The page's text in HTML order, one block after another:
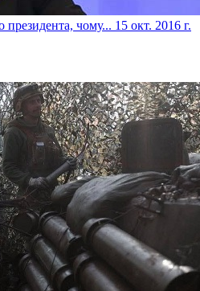
президента, чому... 15 окт. 2016 г.